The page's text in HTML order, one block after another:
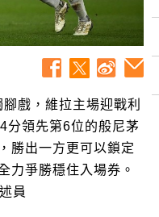
戲，維拉主場迎戰利
分領先第6位的般尼茅
勝出一方更可以鎖定
力爭勝穩住入場券。
員